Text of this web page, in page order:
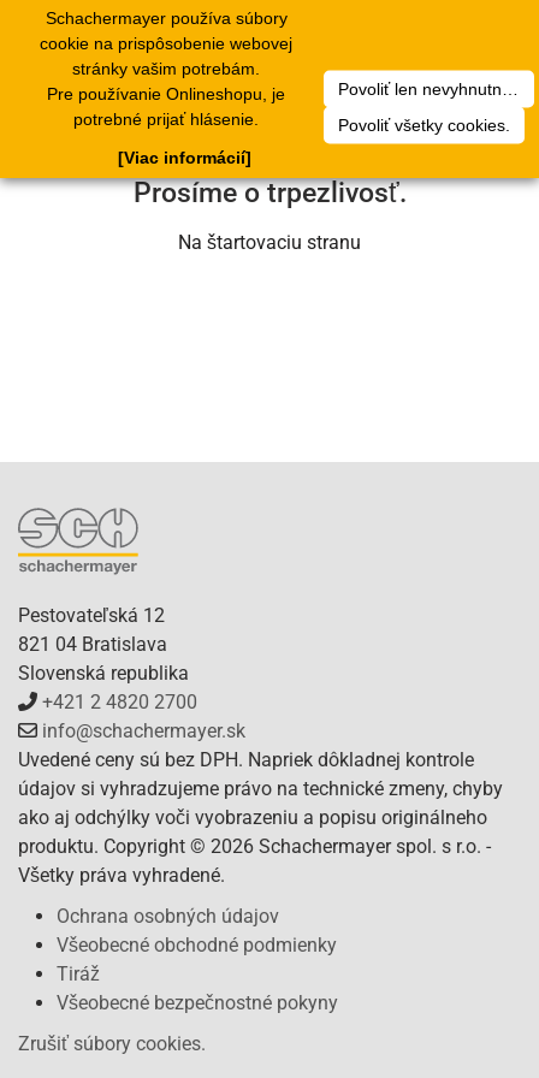
Schachermayer používa súbory
cookie na prispôsobenie webovej
stránky vašim potrebám.
Pre používanie Onlineshopu, je
potrebné prijať hlásenie.
Povoliť všetky cookies.
[Viac informácií]
Ľutujeme, ale došlo k technickej chybe.
Náš servisný tím na nej už pracuje.
Prosíme o trpezlivosť.
Na štartovaciu stranu
Pestovateľská 12
821 04 Bratislava
Slovenská republika
+421 2 4820 2700
info@schachermayer.sk
Uvedené ceny sú bez DPH. Napriek dôkladnej kontrole
údajov si vyhradzujeme právo na technické zmeny, chyby
ako aj odchýlky voči vyobrazeniu a popisu originálneho
produktu. Copyright © 2026 Schachermayer spol. s r.o. -
Všetky práva vyhradené.
Ochrana osobných údajov
Všeobecné obchodné podmienky
Tiráž
Všeobecné bezpečnostné pokyny
Zrušiť súbory cookies.